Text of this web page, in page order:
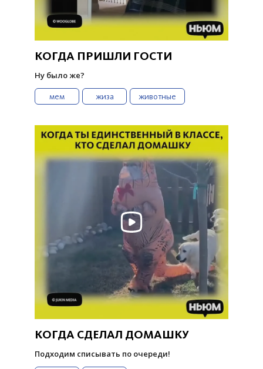
КОГДА ПРИШЛИ ГОСТИ
Ну было же?
мем жиза животные
КОГДА СДЕЛАЛ ДОМАШКУ
Подходим списывать по очереди!